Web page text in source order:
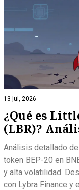
13 jul, 2026
¿Qué es
(LBR)?
en BNB
Análisis detallado
token BEP-20 en
y alta volatilidad.
con Lybra Finance y